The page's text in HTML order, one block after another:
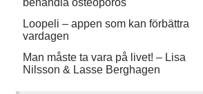
behandla osteoporos
Loopeli – appen som kan förbättra
vardagen
Man måste ta vara på livet! – Lisa
Nilsson & Lasse Berghagen